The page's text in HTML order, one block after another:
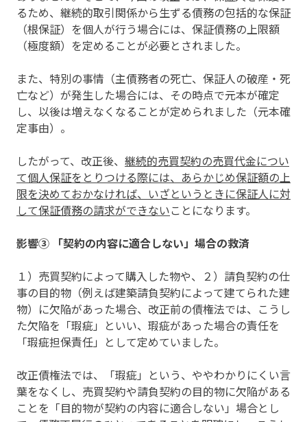
るため、継続的取引関係から生ずる債務の包括的な保証
（根保証）を個人が行う場合には、保証債務の上限額
（極度額）を定めることが必要とされました。
また、特別の事情（主債務者の死亡、保証人の破産・死
亡など）が発生した場合には、その時点で元本が確定
し、以後は増えなくなることが定められました（元本確
定事由）。
したがって、改正後、 継続的売買契約の売買代金につい
て個人保証をとりつける際には、あらかじめ保証額の上
限を決めておかなければ、いざというときに保証人に対
して保証債務の請求ができないことになります。
影響③ 「契約の内容に適合しない」場合の救済
１）売買契約によって購入した物や、２）請負契約の仕
事の目的物（例えば建築請負契約によって建てられた建
物）に欠陥があった場合、改正前の債権法では、こうし
た欠陥を「瑕疵」といい、瑕疵があった場合の責任を
「瑕疵担保責任」として定めていました。
改正債権法では、「瑕疵」という、ややわかりにくい言
葉をなくし、売買契約や請負契約の目的物に欠陥がある
ことを「目的物が契約の内容に適合しない」場合とし